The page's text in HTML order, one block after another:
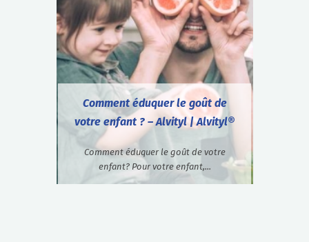
Comment éduquer le goût de
votre enfant ? – Alvityl | Alvityl®
Comment éduquer le goût de votre
enfant? Pour votre enfant,...